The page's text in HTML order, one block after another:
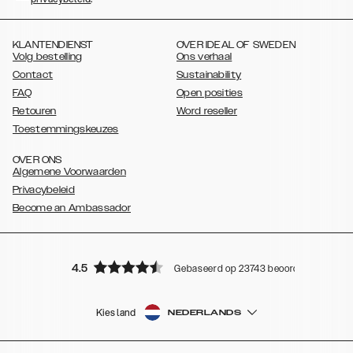
Galaxy S9,Galaxy S9+,Galaxy S8,Galaxy S8+
KLANTENDIENST
Volg bestelling
Contact
FAQ
Retouren
Toestemmingskeuzes
OVER IDEAL OF SWEDEN
Ons verhaal
Sustainability
Open posities
Word reseller
OVER ONS
Algemene Voorwaarden
Privacybeleid
Become an Ambassador
4.5 Gebaseerd op 23743 beoordelingen
Kies land NEDERLANDS